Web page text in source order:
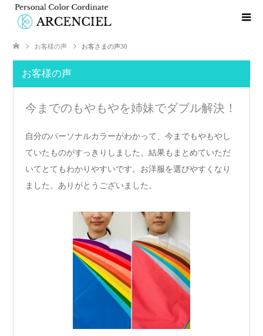
お客様の声 お客さまの声30
お客様の声
今までのもやもやを姉妹でダブル解決！
自分のパーソナルカラーがわかって、今までもやもやし
ていたものがすっきりしました。結果もまとめていただ
いてとてもわかりやすいです。お洋服を選びやすくなり
ました。ありがとうございました。